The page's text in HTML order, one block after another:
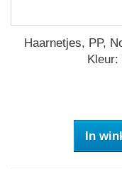
Haarnetjes, PP,
Kleur:
In